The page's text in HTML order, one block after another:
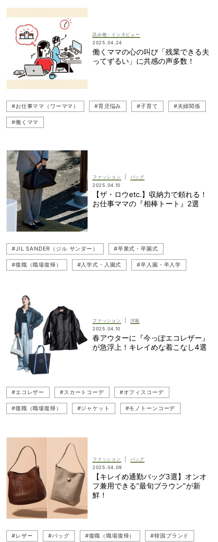
読み物・インタビュー
2025.04.24
働くママの心の叫び「残業できる夫
ってずるい」に共感の声多数！
#お仕事ママ（ワーママ） #育児悩み #子育て #夫婦関係
#働くママ
ファッション
バッグ
2025.04.10
【ザ・ロウetc.】収納力で頼れる！
お仕事ママの『相棒トート』2選
#JIL SANDER（ジル サンダー） #卒業式・卒園式
#復職（職場復帰） #入学式・入園式 #卒入園・卒入学
#トートバッグ
#The Row（ザ・ロウ）
ファッション
洋服
2025.04.10
春アウターに『今っぽエコレザー』
が急浮上！キレイめな着こなし4選
#エコレザー #スカートコーデ #オフィスコーデ
#復職（職場復帰） #ジャケット #モノトーンコーデ
#春アウター #デニムコーデ #着回しコーデ
#復職コーデ #ジャケットコーデ
ファッション
バッグ
2025.04.09
【キレイめ通勤バッグ3選】オンオ
フ兼用できる“最旬ブラウン”が新
鮮！
#レザー #バッグ #復職（職場復帰） #韓国ブランド